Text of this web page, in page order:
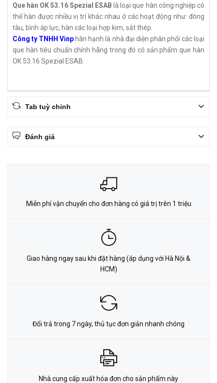
Que hàn OK 53.16 Spezial ESAB là loại que hàn công nghiệp có
thể hàn được nhiều vị trí khác nhau ở các hoạt động như: đóng
tàu, bình áp lực, hàn các loại hợp kim, sắt thép.
Công ty TNHH Vinp hân hạnh là nhà đại diện phân phối các loại
que hàn tiêu chuẩn chính hãng trong đó có sản phẩm que hàn
OK 53.16 Spezial ESAB.
Tab tuỳ chỉnh
Đánh giá
Miễn phí vận chuyển cho đơn hàng có giá trị trên 1 triệu
Giao hàng ngay sau khi đặt hàng (áp dụng với Hà Nội &
HCM)
Đổi trả trong 7 ngày, thủ tục đơn giản nhanh chóng
Nhà cung cấp xuất hóa đơn cho sản phẩm này